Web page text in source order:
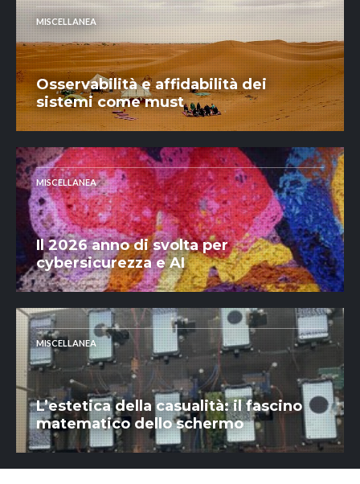
MISCELLANEA
Osservabilità e affidabilità dei
sistemi come must
MISCELLANEA
Il 2026 anno di svolta per
cybersicurezza e AI
MISCELLANEA
L’estetica della casualità: il fascino
matematico dello schermo